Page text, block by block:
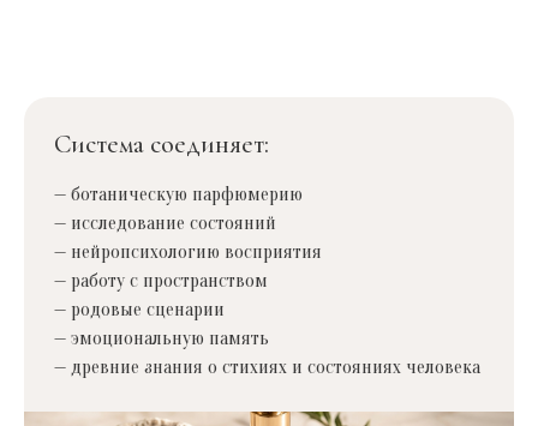
Система соединяет:
— ботаническую парфюмерию
— исследование состояний
— нейропсихологию восприятия
— работу с пространством
— родовые сценарии
— эмоциональную память
— древние знания о стихиях и состояниях человека